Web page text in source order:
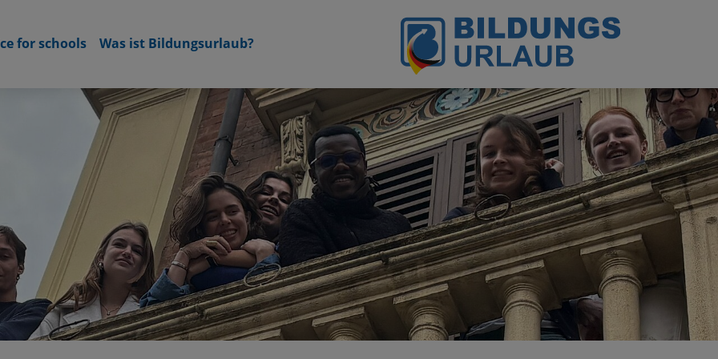
for schools Was ist Bildungsurlaub?